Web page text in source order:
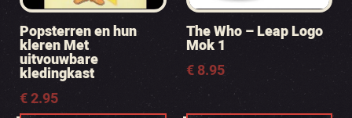
Popsterren en hun
kleren Met
uitvouwbare
kledingkast
€2.95
The Who – Leap Logo
Mok 1
€8.95